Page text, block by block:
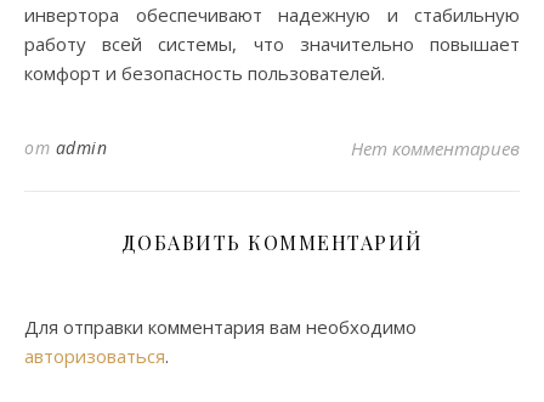
инвертора обеспечивают надежную и стабильную
работу всей системы, что значительно повышает
комфорт и безопасность пользователей.
от admin Нет комментариев
ДОБАВИТЬ КОММЕНТАРИЙ
Для отправки комментария вам необходимо
авторизоваться.